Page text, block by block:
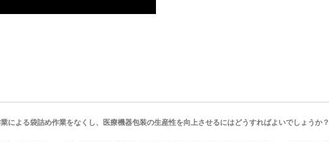
による袋詰め作業をなくし、医療機器包装の生産性を向上させるにはどうすればよいでしょうか？